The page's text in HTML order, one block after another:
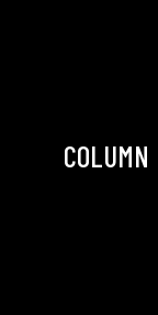
COLUMN